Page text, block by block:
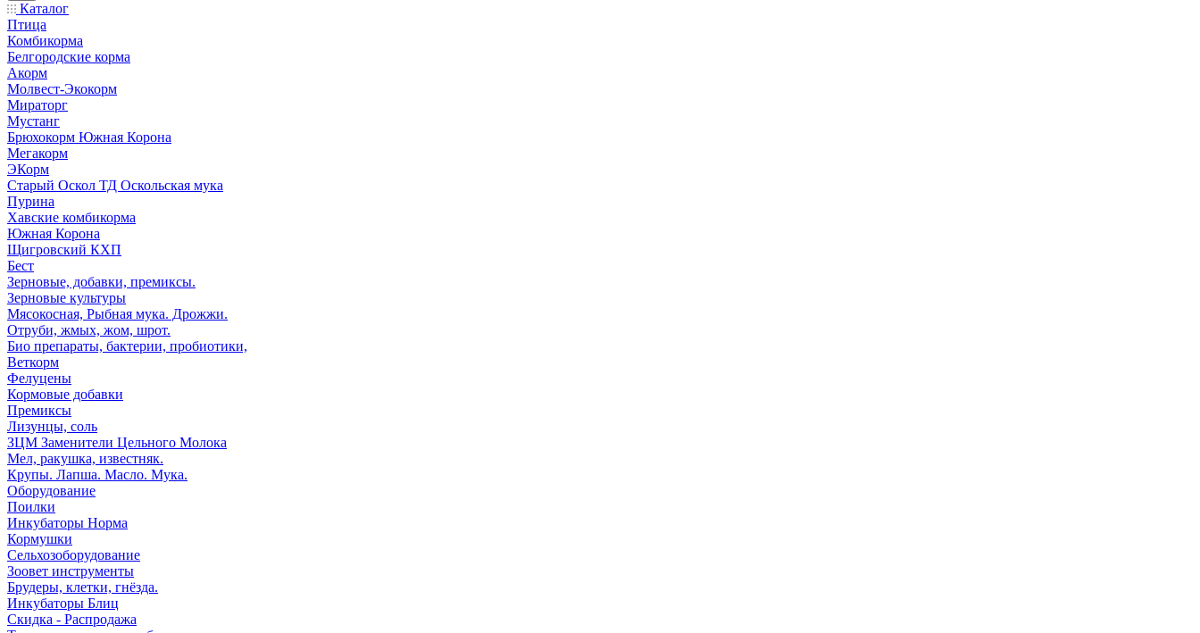
Каталог
Птица
Комбикорма
Белгородские корма
Акорм
Молвест-Экокорм
Мираторг
Мустанг
Брюхокорм Южная Корона
Мегакорм
ЭКорм
Старый Оскол ТД Оскольская мука
Пурина
Хавские комбикорма
Южная Корона
Щигровский КХП
Бест
Зерновые, добавки, премиксы.
Зерновые культуры
Мясокосная, Рыбная мука. Дрожжи.
Отруби, жмых, жом, шрот.
Био препараты, бактерии, пробиотики,
Веткорм
Фелуцены
Кормовые добавки
Премиксы
Лизунцы, соль
ЗЦМ Заменители Цельного Молока
Мел, ракушка, известняк.
Крупы. Лапша. Масло. Мука.
Оборудование
Поилки
Инкубаторы Норма
Кормушки
Сельхозоборудование
Зоовет инструменты
Брудеры, клетки, гнёзда.
Инкубаторы Блиц
Скидка - Распродажа